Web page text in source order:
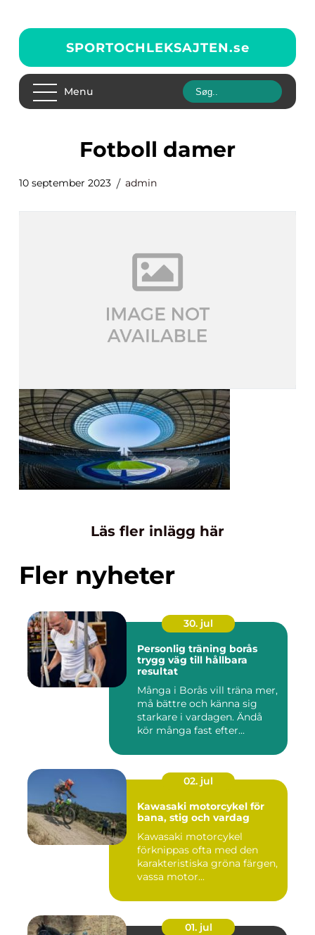
SPORTOCHLEKSAJTEN.se
Menu
fotboll damer
10 september 2023 admin
Läs fler inlägg här
Fler nyheter
30. jul
Personlig träning borås
trygg väg till hållbara
resultat
Många i Borås vill träna mer,
må bättre och känna sig
starkare i vardagen. Ändå
kör många fast efter...
02. jul
Kawasaki motorcykel för
bana, stig och vardag
Kawasaki motorcykel
förknippas ofta med den
karakteristiska gröna färgen,
vassa motor...
01. jul